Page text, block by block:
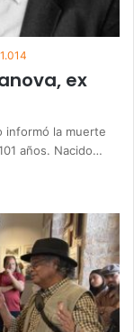
1.014
ex
informó la muerte
años. Nacido…